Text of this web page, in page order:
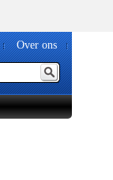
Over ons